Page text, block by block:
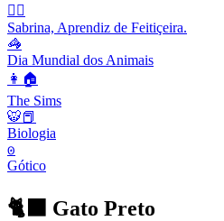
🧙‍♀️
Sabrina, Aprendiz de Feitiçeira.
🦓
Dia Mundial dos Animais
👩🏠
The Sims
🐯📕
Biologia
𐍈
Gótico
🐈‍⬛ Gato Preto